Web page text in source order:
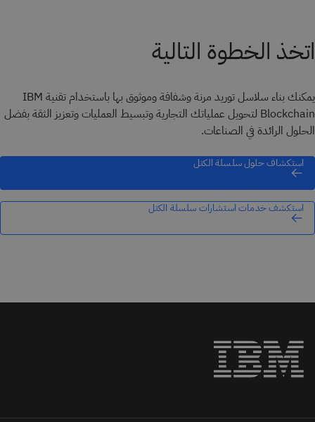
اتخذ الخطوة التالية
يمكنك بناء سلاسل توريد مرنة وشفافة وموثوق بها باستخدام تقنية IBM
Blockchain لتحويل عملياتك التجارية وتبسيط العمليات وتعزيز الثقة بفضل
الحلول الرائدة في الصناعات.
استكشاف حلول سلسلة الكتل
استكشف خدمات استشارات سلسلة الكتل